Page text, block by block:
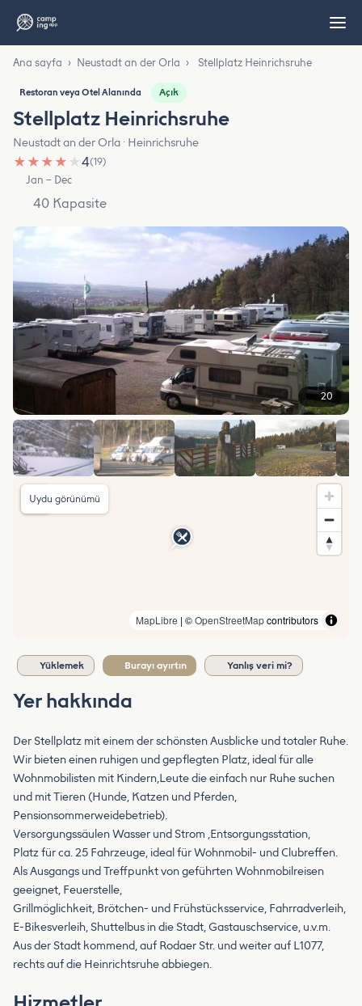
Ana sayfa › Neustadt an der Orla › Stellplatz Heinrichsruhe
Restoran veya Otel Alanında Açık
Stellplatz Heinrichsruhe
Neustadt an der Orla · Heinrichsruhe
★ ★ ★ ★ ★4(19)
Jan – Dec
40 Kapasite
20
MapLibre | ©OpenStreetMapcontributors
Uydu görünümü
Yüklemek Burayı ayırtın Yanlış veri mi?
Yer hakkında
Der Stellplatz mit einem der schönsten Ausblicke und totaler Ruhe.
Wir bieten einen ruhigen und gepflegten Platz, ideal für alle
Wohnmobilisten mit Kindern,Leute die einfach nur Ruhe suchen
und mit Tieren (Hunde, Katzen und Pferden,
Pensionsommerweidebetrieb).
Versorgungssäulen Wasser und Strom ,Entsorgungsstation,
Platz für ca. 25 Fahrzeuge, ideal für Wohnmobil- und Clubreffen.
Als Ausgangs und Treffpunkt von geführten Wohnmobilreisen
geeignet, Feuerstelle,
Grillmöglichkeit, Brötchen- und Frühstücksservice, Fahrradverleih,
E-Bikesverleih, Shuttelbus in die Stadt, Gastauschservice, u.v.m.
Aus der Stadt kommend, auf Rodaer Str. und weiter auf L1077,
rechts auf die Heinrichtsruhe abbiegen.